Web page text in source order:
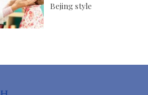
Bejing style